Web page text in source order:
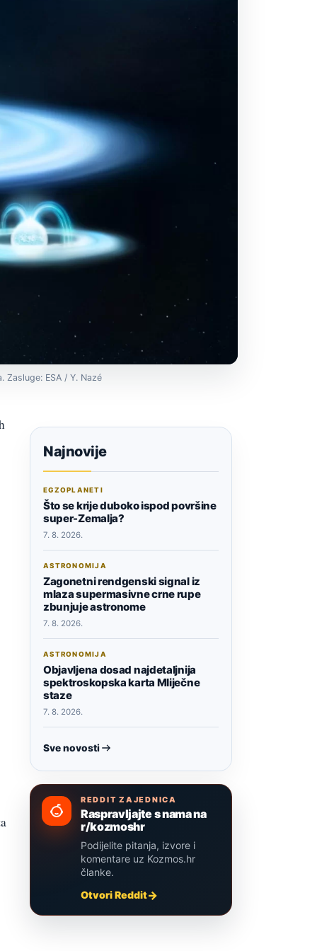
ESA / Y. Nazé
Najnovije
EGZOPLANETI
Što se krije duboko ispod površine
super-Zemalja?
7. 8. 2026.
ASTRONOMIJA
Zagonetni rendgenski signal iz
mlaza supermasivne crne rupe
zbunjuje astronome
7. 8. 2026.
ASTRONOMIJA
Objavljena dosad najdetaljnija
spektroskopska karta Mliječne
staze
7. 8. 2026.
Sve novosti
REDDIT ZAJEDNICA
Raspravljajte s nama na
r/kozmoshr
Podijelite pitanja, izvore i
komentare uz Kozmos.hr
članke.
Otvori Reddit